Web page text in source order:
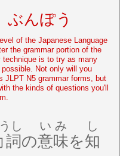
んぽう
of the Japanese Language
the grammar portion of the
is to try as many
Not only will you
JLPT N5 grammar forms, but
the kinds of questions you'll
詞
し
の意味
いみ
を知
し